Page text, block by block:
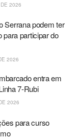
2026
Serrana podem ter
para participar do
2026
entra em
7-Rubi
2026
para curso